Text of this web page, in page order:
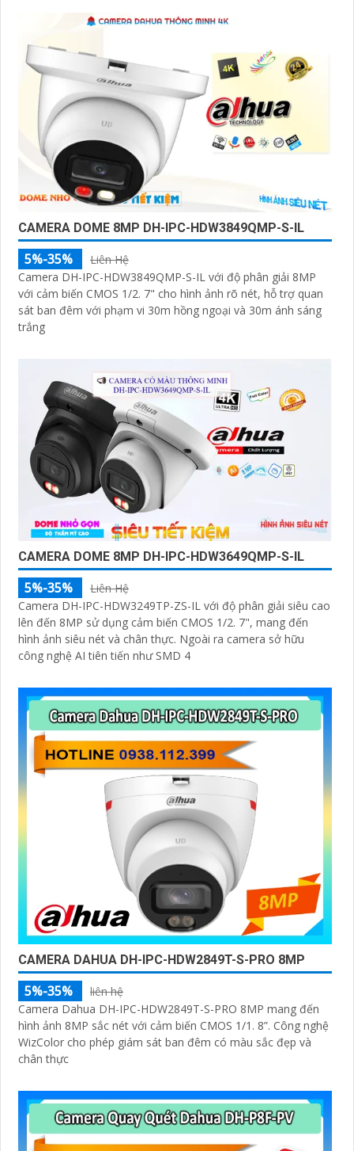
CAMERA DOME 8MP DH-IPC-HDW3849QMP-S-IL
5%-35%
Liên Hệ
Camera DH-IPC-HDW3849QMP-S-IL với độ phân giải 8MP
với cảm biến CMOS 1/2. 7" cho hình ảnh rõ nét, hỗ trợ quan
sát ban đêm với phạm vi 30m hồng ngoại và 30m ánh sáng
trắng
CAMERA DOME 8MP DH-IPC-HDW3649QMP-S-IL
5%-35%
Liên Hệ
Camera DH-IPC-HDW3249TP-ZS-IL với độ phân giải siêu cao
lên đến 8MP sử dụng cảm biến CMOS 1/2. 7", mang đến
hình ảnh siêu nét và chân thực. Ngoài ra camera sở hữu
công nghệ AI tiên tiến như SMD 4
CAMERA DAHUA DH-IPC-HDW2849T-S-PRO 8MP
5%-35%
liên hệ
Camera Dahua DH-IPC-HDW2849T-S-PRO 8MP mang đến
hình ảnh 8MP sắc nét với cảm biến CMOS 1/1. 8”. Công nghệ
WizColor cho phép giám sát ban đêm có màu sắc đẹp và
chân thực